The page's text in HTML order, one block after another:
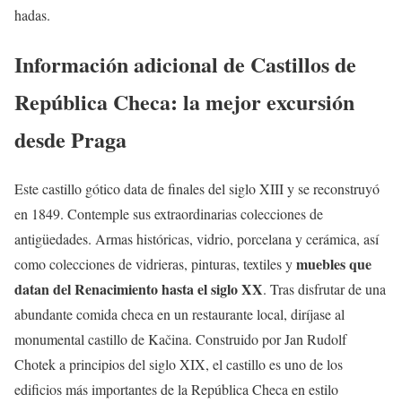
hadas.
Información adicional de Castillos de
República Checa: la mejor excursión
desde Praga
Este castillo gótico data de finales del siglo XIII y se reconstruyó
en 1849. Contemple sus extraordinarias colecciones de
antigüedades. Armas históricas, vidrio, porcelana y cerámica, así
como colecciones de vidrieras, pinturas, textiles ymuebles que
datan del Renacimiento hasta el siglo XX. Tras disfrutar de una
abundante comida checa en un restaurante local, diríjase al
monumental castillo de Kačina. Construido por Jan Rudolf
Chotek a principios del siglo XIX, el castillo es uno de los
edificios más importantes de la República Checa en estilo